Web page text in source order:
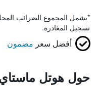
*يشمل المجموع الضرائب
تسجيل المغادرة.
أفضل سعر مضمون
حول هوتل